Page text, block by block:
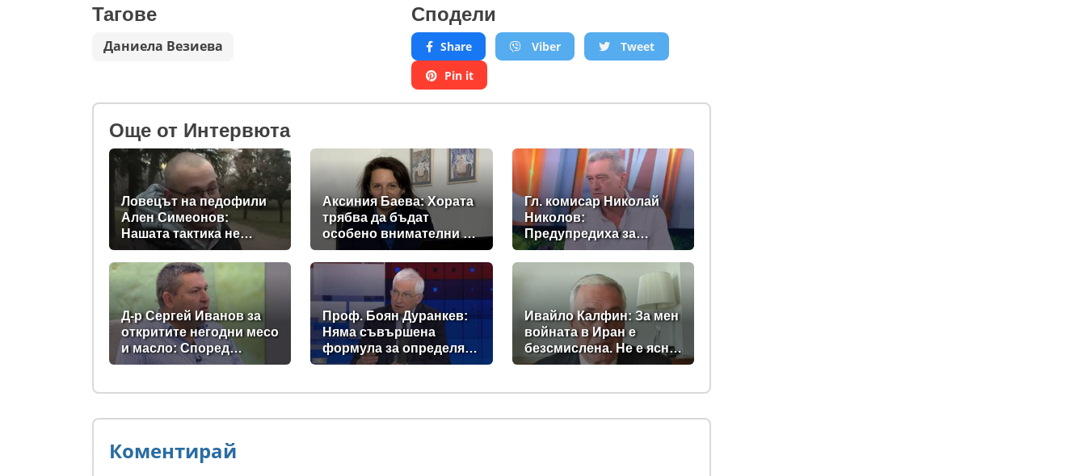
Тагове
Даниела Везиева
Сподели
Share Viber
Tweet
Pin it
Oще от Интервюта
Ловецът на педофили
Ален Симеонов:
Нашата тактика не
включва убийства
Аксиния Баева: Хората
трябва да бъдат
особено внимателни и
към оферти с
прекалено ниски цени
Гл. комисар Николай
Николов:
Предупредиха за
опасно повишение на
температурите, а в
момента сме в
сърцевината на най-
опасното време
Д-р Сергей Иванов за
откритите негодни месо
и масло: Според
полицията има
БАБХ – няма
Проф. Боян Дуранкев:
Няма съвършена
формула за определяне
на минималната
Ивайло Калфин: За мен
войната в Иран е
безсмислена. Не е ясно
как се очаква да
плащаме всички - и в
Коментирай